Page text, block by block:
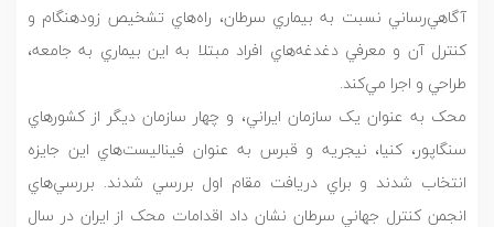
آگاهي‌رساني نسبت به بيماري سرطان، راه‌هاي تشخيص زودهنگام و
کنترل آن و معرفي دغدغه‌هاي افراد مبتلا به اين بيماري به جامعه،
طراحي و اجرا مي‌کند.
محک به عنوان يک سازمان ايراني، و چهار سازمان ديگر از کشورهاي
سنگاپور، کنيا، نيجريه و قبرس به عنوان فيناليست‌هاي اين جايزه
انتخاب شدند و براي دريافت مقام اول بررسي شدند. بررسي‌هاي
انجمن کنترل جهاني سرطان نشان داد اقدامات محک از ايران در سال